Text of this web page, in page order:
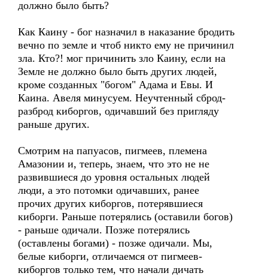
должно было быть?
Как Каину - бог назначил в наказание бродить
вечно по земле и чтоб никто ему не причинил
зла. Кто?! мог причинить зло Каину, если на
Земле не должно было быть других людей,
кроме созданных "богом" Адама и Евы. И
Каина. Авеля минусуем. Неучтенный сброд-
разброд киборгов, одичавший без пригляду
раньше других.
Смотрим на папуасов, пигмеев, племена
Амазонии и, теперь, знаем, что это не не
развившиеся до уровня остальных людей
люди, а это потомки одичавших, ранее
прочих других киборгов, потерявшиеся
киборги. Раньше потерялись (оставили богов)
- раньше одичали. Позже потерялись
(оставлены богами) - позже одичали. Мы,
белые киборги, отличаемся от пигмеев-
киборгов только тем, что начали дичать